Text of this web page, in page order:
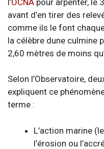
avant d’en tirer des
comme ils le font
la célèbre dune culmine
2,60 mètres de moins
Selon l’Observatoire,
expliquent ce
terme :
L’action marine
l’érosion ou